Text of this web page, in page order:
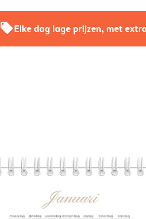
offersElke dag lage prijzen, met